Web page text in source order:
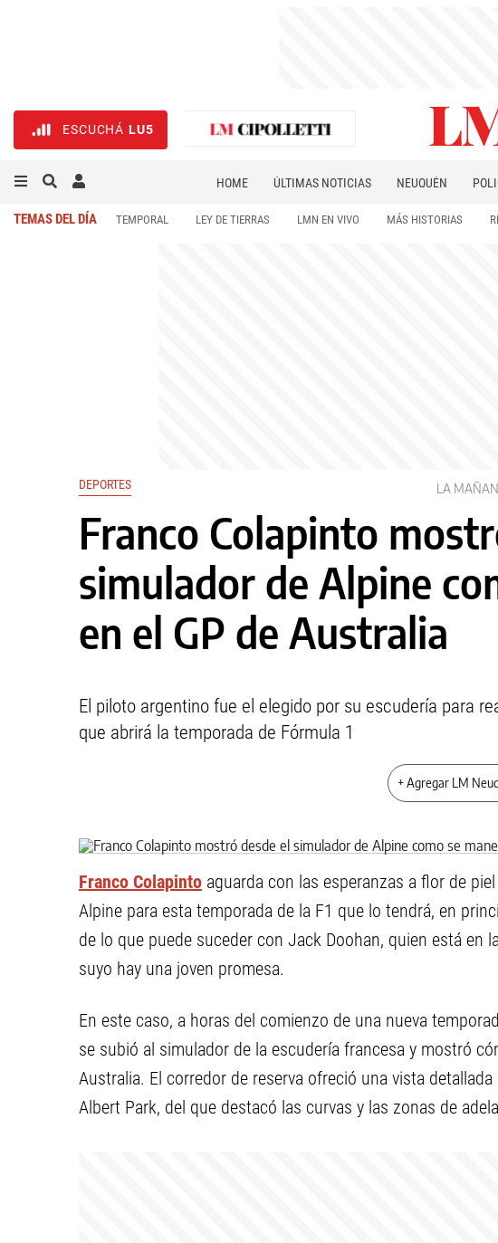
ESCUCHÁ LU5
HOME ÚLTIMAS NOTICIAS NEUQUÉN
TEMAS DEL DÍA TEMPORAL LEY DE TIERRAS LMN EN VIVO MÁS HISTORIAS
DEPORTES LA
Franco Colapinto
simulador de Alpine
en el GP de Australia
El piloto argentino fue el elegido por su escudería para
que abrirá la temporada de Fórmula 1
+ Agregar LM
Franco Colapinto aguarda con las esperanzas a flor de
Alpine para esta temporada de la F1 que lo tendrá, en
de lo que puede suceder con Jack Doohan, quien está en
suyo hay una joven promesa.
En este caso, a horas del comienzo de una nueva
se subió al simulador de la escudería francesa y mostró
Australia. El corredor de reserva ofreció una vista
Albert Park, del que destacó las curvas y las zonas de